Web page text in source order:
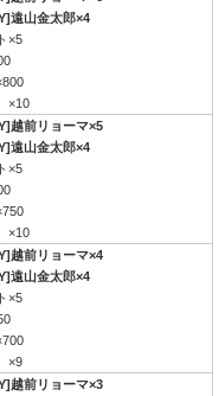
遠山金太郎×4
×5
×10
越前リョーマ×5
遠山金太郎×4
×5
×10
越前リョーマ×4
遠山金太郎×4
×5
×9
越前リョーマ×3